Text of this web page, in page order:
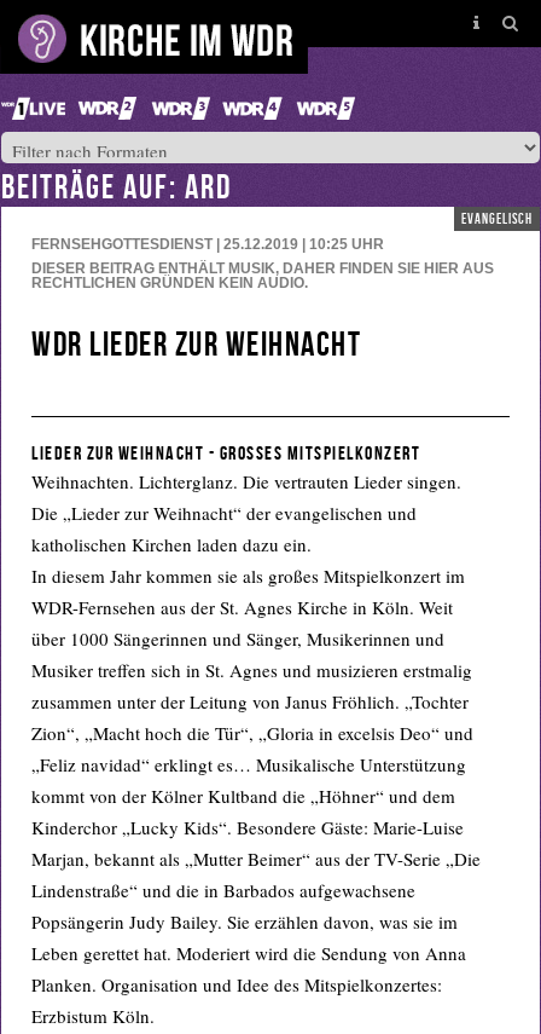
BEITRÄGE AUF: ARD
evangelisch
FERNSEHGOTTESDIENST | 25.12.2019 | 10:25 UHR
DIESER BEITRAG ENTHÄLT MUSIK, DAHER FINDEN SIE HIER AUS
RECHTLICHEN GRÜNDEN KEIN AUDIO.
WDR Lieder zur Weihnacht
Lieder zur Weihnacht - Grosses Mitspielkonzert
Weihnachten. Lichterglanz. Die vertrauten Lieder singen.
Die „Lieder zur Weihnacht“ der evangelischen und
katholischen Kirchen laden dazu ein.
In diesem Jahr kommen sie als großes Mitspielkonzert im
WDR-Fernsehen aus der St. Agnes Kirche in Köln. Weit
über 1000 Sängerinnen und Sänger, Musikerinnen und
Musiker treffen sich in St. Agnes und musizieren erstmalig
zusammen unter der Leitung von Janus Fröhlich. „Tochter
Zion“, „Macht hoch die Tür“, „Gloria in excelsis Deo“ und
„Feliz navidad“ erklingt es… Musikalische Unterstützung
kommt von der Kölner Kultband die „Höhner“ und dem
Kinderchor „Lucky Kids“. Besondere Gäste: Marie-Luise
Marjan, bekannt als „Mutter Beimer“ aus der TV-Serie „Die
Lindenstraße“ und die in Barbados aufgewachsene
Popsängerin Judy Bailey. Sie erzählen davon, was sie im
Leben gerettet hat. Moderiert wird die Sendung von Anna
Planken. Organisation und Idee des Mitspielkonzertes:
Erzbistum Köln.